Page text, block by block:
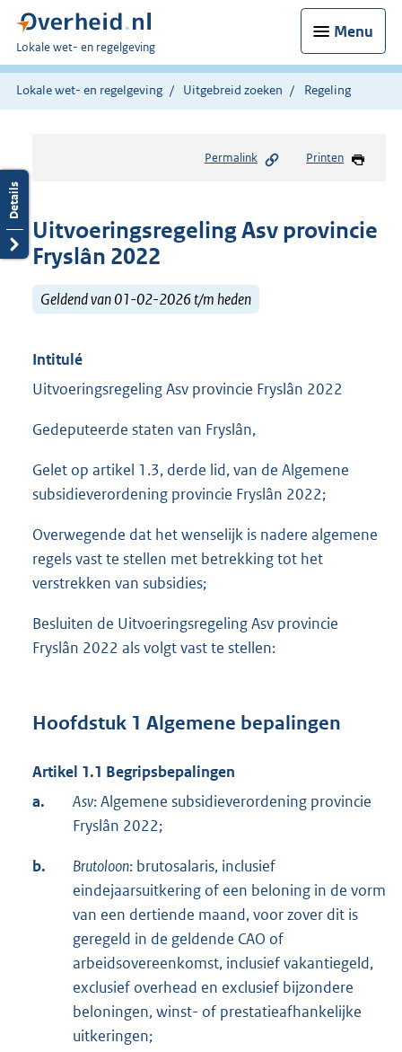
Menu
U
bent
hier:
Lokale wet- en regelgeving
Lokale wet- en regelgeving Uitgebreid zoeken Regeling
Permalink Printen
Uitvoeringsregeling Asv provincie
Fryslân 2022
Geldend van 01-02-2026 t/m heden
Intitulé
Uitvoeringsregeling Asv provincie Fryslân 2022
Gedeputeerde staten van Fryslân,
Gelet op artikel 1.3, derde lid, van de Algemene
subsidieverordening provincie Fryslân 2022;
Overwegende dat het wenselijk is nadere algemene
regels vast te stellen met betrekking tot het
verstrekken van subsidies;
Besluiten de Uitvoeringsregeling Asv provincie
Fryslân 2022 als volgt vast te stellen:
Hoofdstuk 1 Algemene bepalingen
Artikel 1.1 Begripsbepalingen
a.
Asv: Algemene subsidieverordening provincie
Fryslân 2022;
b. Brutoloon: brutosalaris, inclusief
eindejaarsuitkering of een beloning in de vorm
van een dertiende maand, voor zover dit is
geregeld in de geldende CAO of
arbeidsovereenkomst, inclusief vakantiegeld,
exclusief overhead en exclusief bijzondere
beloningen, winst- of prestatieafhankelijke
uitkeringen;